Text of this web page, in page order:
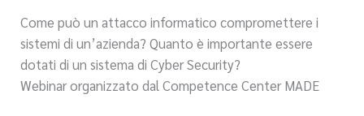
Come può un attacco informatico compromettere i
sistemi di un’azienda? Quanto è importante essere
dotati di un sistema di Cyber Security?
Webinar organizzato dal Competence Center MADE
più
teorici
ai
casi